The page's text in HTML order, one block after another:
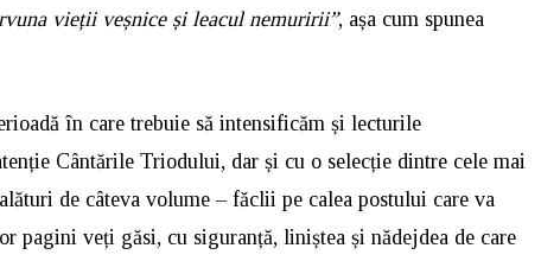
vieții veșnice și leacul nemuririi”, așa cum spunea
în care trebuie să intensificăm și lecturile
Cântările Triodului, dar și cu o selecție dintre cele mai
de câteva volume – făclii pe calea postului care va
pagini veți găsi, cu siguranță, liniștea și nădejdea de care